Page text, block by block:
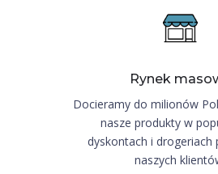
Rynek
Docieramy do milionów
nasze produkty w
dyskontach i drogeriach
naszych